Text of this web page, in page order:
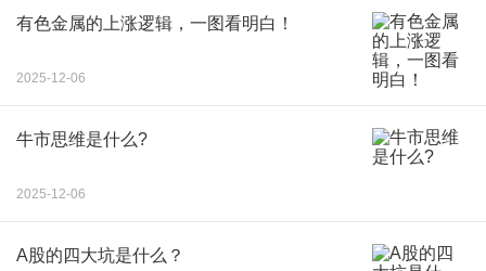
有色金属的上涨逻辑，一图看明白！
2025-12-06
牛市思维是什么?
2025-12-06
A股的四大坑是什么？